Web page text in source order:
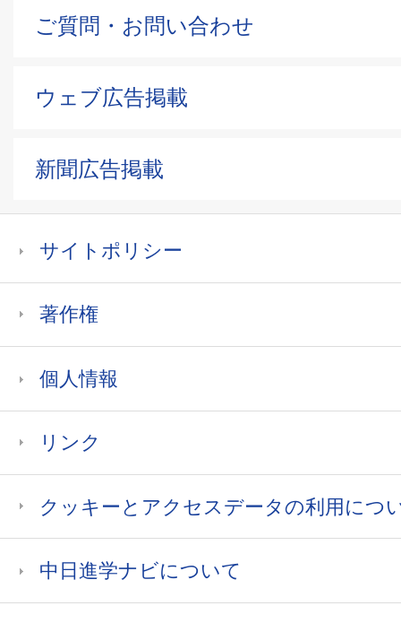
ご質問・お問い合わせ
ウェブ広告掲載
新聞広告掲載
サイトポリシー
著作権
個人情報
リンク
クッキーとアクセスデータの利用につ
中日進学ナビについて